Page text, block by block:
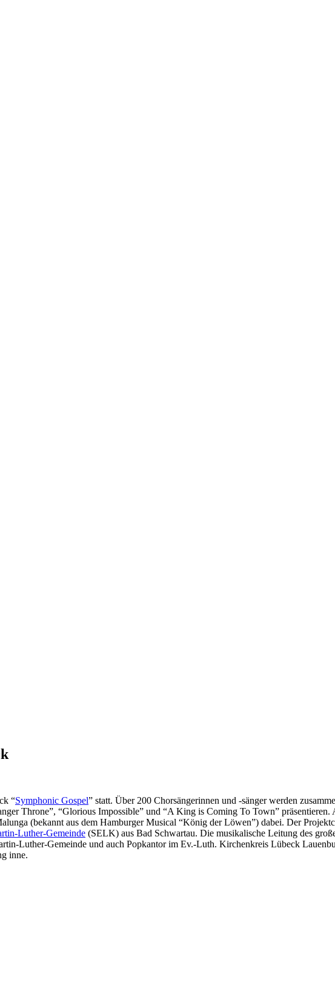
“Symphonic Gospel” statt. Über 200 Chorsängerinnen und -sänger werden
Throne”, “Glorious Impossible” und “A King is Coming To Town” präsentieren.
(bekannt aus dem Hamburger Musical “König der Löwen”) dabei. Der
Luther-Gemeinde (SELK) aus Bad Schwartau. Die musikalische Leitung des
Luther-Gemeinde und auch Popkantor im Ev.-Luth. Kirchenkreis Lübeck
inne.